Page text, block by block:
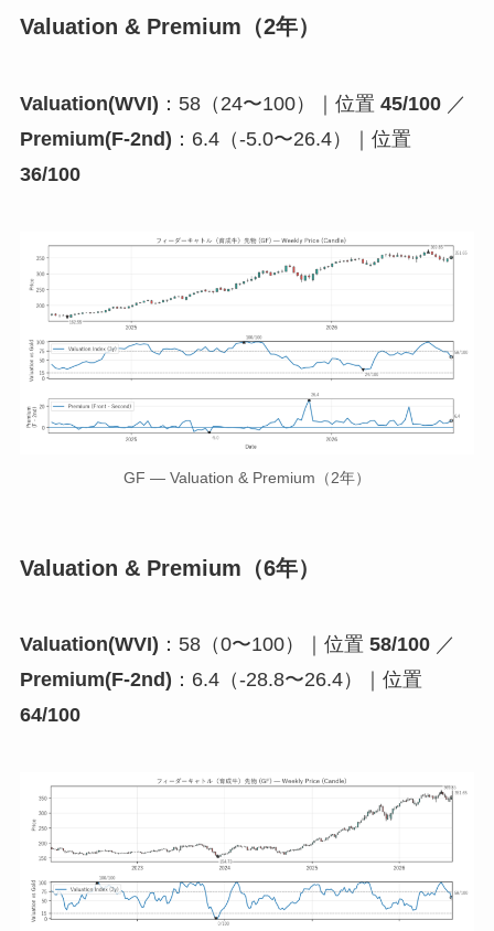
Valuation & Premium（2年）
Valuation(WVI) ：58（24〜100）｜位置 45/100／
Premium(F-2nd) ：6.4（-5.0〜26.4）｜位置
36/100
GF — Valuation & Premium（2年）
Valuation & Premium（6年）
Valuation(WVI) ：58（0〜100）｜位置 58/100／
Premium(F-2nd) ：6.4（-28.8〜26.4）｜位置
64/100